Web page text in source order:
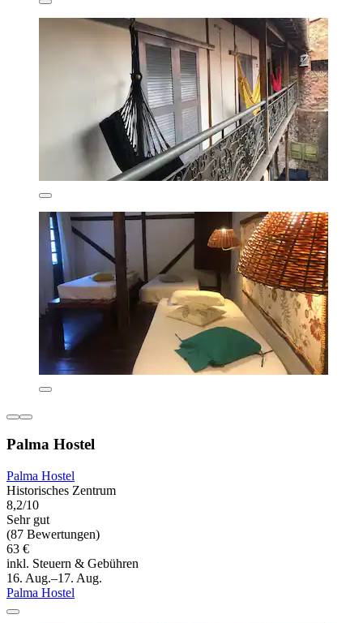
Palma Hostel
Palma Hostel
Historisches Zentrum
8,2/10
Sehr gut
(87 Bewertungen)
63 €
inkl. Steuern & Gebühren
16. Aug.–17. Aug.
Palma Hostel